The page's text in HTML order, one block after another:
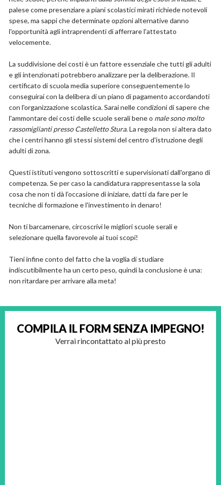
palese come presenziare a piani scolastici mirati richiede notevoli
spese, ma sappi che determinate opzioni alternative danno
l'opportunità agli intraprendenti di afferrare l'attestato
velocemente.
La suddivisione dei costi è un fattore essenziale che tutti gli adulti
e gli intenzionati potrebbero analizzare per la deliberazione. Il
certificato di scuola media superiore conseguentemente lo
conseguirai con la delibera di un piano di pagamento accordandoti
con l'organizzazione scolastica. Sarai nelle condizioni di sapere che
l'ammontare dei costi delle scuole serali bene o male sono molto
rassomiglianti presso Castelletto Stura. La regola non si altera dato
che i centri hanno gli stessi sistemi del centro d'istruzione degli
adulti di zona.
Questi istituti vengono sottoscritti e supervisionati dall'organo di
competenza. Se per caso la candidatura rappresentasse la sola
cosa che non ti dà l’occasione di iniziare, datti da fare per le
tecniche di formazione e l'investimento in denaro!
Non ti barcamenare, circoscrivi le migliori scuole serali e
selezionare quella favorevole ai tuoi scopi!
Tieni infine conto del fatto che la voglia di studiare
indiscutibilmente ha un certo peso, quindi la conclusione è una:
non ritardare per arrivare alla meta!
COMPILA IL FORMSENZA IMPEGNO!
Verrai rincontattato al più presto